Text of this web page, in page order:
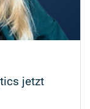
jetzt